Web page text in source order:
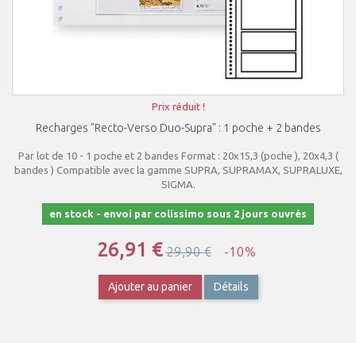
Prix réduit !
Recharges "Recto-Verso Duo-Supra" : 1 poche + 2 bandes
Par lot de 10 - 1 poche et 2 bandes Format : 20x15,3 (poche ), 20x4,3 (
bandes ) Compatible avec la gamme SUPRA, SUPRAMAX, SUPRALUXE,
SIGMA.
en stock - envoi par colissimo sous 2 jours ouvrés
26,91 €29,90 € -10%
Ajouter au panier Détails